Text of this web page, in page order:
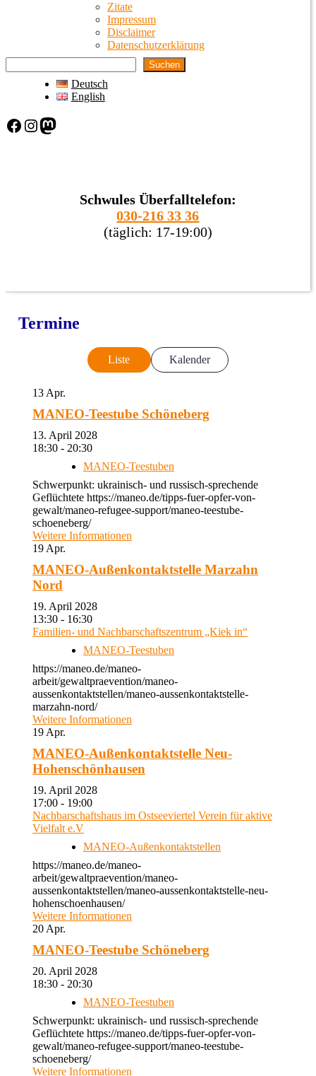
Zitate
Impressum
Disclaimer
Datenschutzerklärung
Suchen
Deutsch
English
Facebook Instagram Mastodon
Schwules Überfalltelefon:
030-216 33 36
(täglich: 17-19:00)
Termine
Liste Kalender
13 Apr.
MANEO-Teestube Schöneberg
13. April 2028
18:30 - 20:30
MANEO-Teestuben
Schwerpunkt: ukrainisch- und russisch-sprechende
Geflüchtete https://maneo.de/tipps-fuer-opfer-von-
gewalt/maneo-refugee-support/maneo-teestube-
schoeneberg/
Weitere Informationen
19 Apr.
MANEO-Außenkontaktstelle Marzahn
Nord
19. April 2028
13:30 - 16:30
Familien- und Nachbarschaftszentrum „Kiek in“
MANEO-Teestuben
https://maneo.de/maneo-
arbeit/gewaltpraevention/maneo-
aussenkontaktstellen/maneo-aussenkontaktstelle-
marzahn-nord/
Weitere Informationen
19 Apr.
MANEO-Außenkontaktstelle Neu-
Hohenschönhausen
19. April 2028
17:00 - 19:00
Nachbarschaftshaus im Ostseeviertel Verein für aktive
Vielfalt e.V
MANEO-Außenkontaktstellen
https://maneo.de/maneo-
arbeit/gewaltpraevention/maneo-
aussenkontaktstellen/maneo-aussenkontaktstelle-neu-
hohenschoenhausen/
Weitere Informationen
20 Apr.
MANEO-Teestube Schöneberg
20. April 2028
18:30 - 20:30
MANEO-Teestuben
Schwerpunkt: ukrainisch- und russisch-sprechende
Geflüchtete https://maneo.de/tipps-fuer-opfer-von-
gewalt/maneo-refugee-support/maneo-teestube-
schoeneberg/
Weitere Informationen